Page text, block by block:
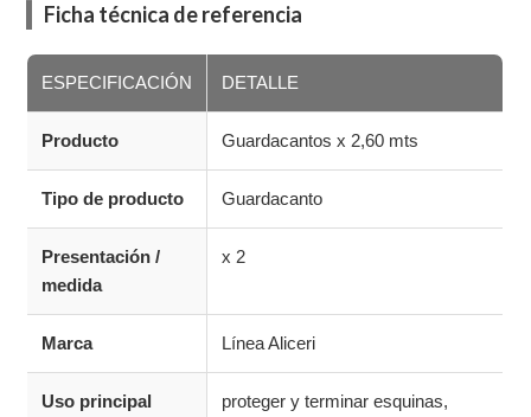
Ficha técnica de referencia
ESPECIFICACIÓN DETALLE
Producto Guardacantos x 2,60 mts
Tipo de producto Guardacanto
Presentación /
medida
x 2
Marca Línea Aliceri
Uso principal
proteger y terminar esquinas,